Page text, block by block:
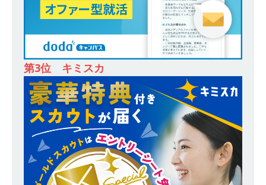
務・転勤なし ｜ 投資用住宅販売をリードする企
業が手がける賃貸アパート・マンションの管理を
行う ｜ 年間休日125日以上 ｜ 不動産業ではレア
な私服出社OK ｜ 土日祝完全休み ｜ スタンダー
ド上場 明豊エンタープライズグループ ｜ 明豊プ
ロパティーズ
体育会積極採用企業
[ 2026年5月14日 ] 【 28卒 ｜ オープンカンパニ
ー｜東京勤務・転勤なし ｜ 文理不問 】 7期連続
200％増収!! ｜ 様々な業界の知識・スキルを身に
第3位 キミスカ